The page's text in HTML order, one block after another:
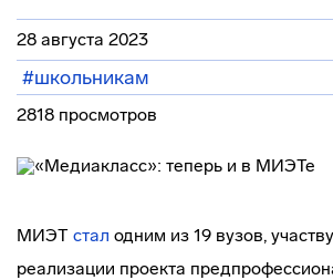
28 августа 2023
#школьникам
2818 просмотров
МИЭТ стал одним из 19 вузов,
реализации проекта